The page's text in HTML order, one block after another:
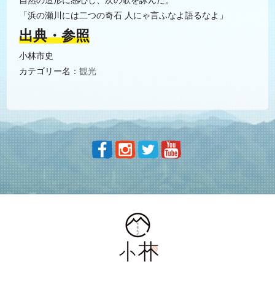
「浜の瀬川には二つの奇石 人にゃ言ふなよ語るなよ」
出典・参照
小林市史
カテゴリー名：観光